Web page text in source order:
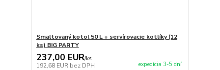
Smaltovaný kotol 50 L + servírovacie kotlíky (12
ks) BIG PARTY
237,00 EUR/ks
192,68 EUR bez DPH expedícia 3-5 dní